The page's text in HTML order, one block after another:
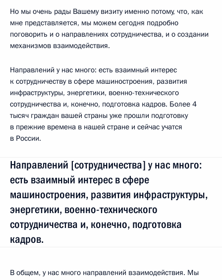
Но мы очень рады Вашему визиту именно потому, что, как
мне представляется, мы можем сегодня подробно
поговорить и о направлениях сотрудничества, и о создании
механизмов взаимодействия.
Направлений у нас много: есть взаимный интерес
к сотрудничеству в сфере машиностроения, развития
инфраструктуры, энергетики, военно-технического
сотрудничества и, конечно, подготовка кадров. Более 4
тысяч граждан вашей страны уже прошли подготовку
в прежние времена в нашей стране и сейчас учатся
в России.
Направлений [сотрудничества] у нас много:
есть взаимный интерес в сфере
машиностроения, развития инфраструктуры,
энергетики, военно-технического
сотрудничества и, конечно, подготовка
кадров.
В общем, у нас много направлений взаимодействия. Мы